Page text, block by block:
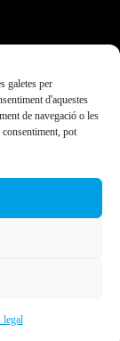
galetes per
d'aquestes
de navegació o les
pot
legal2023.